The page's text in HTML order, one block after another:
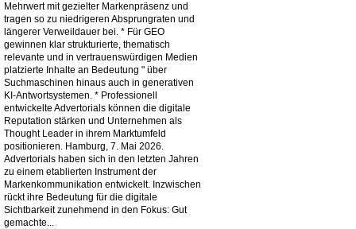
Mehrwert mit gezielter Markenpräsenz und
tragen so zu niedrigeren Absprungraten und
längerer Verweildauer bei. * Für GEO
gewinnen klar strukturierte, thematisch
relevante und in vertrauenswürdigen Medien
platzierte Inhalte an Bedeutung " über
Suchmaschinen hinaus auch in generativen
KI-Antwortsystemen. * Professionell
entwickelte Advertorials können die digitale
Reputation stärken und Unternehmen als
Thought Leader in ihrem Marktumfeld
positionieren. Hamburg, 7. Mai 2026.
Advertorials haben sich in den letzten Jahren
zu einem etablierten Instrument der
Markenkommunikation entwickelt. Inzwischen
rückt ihre Bedeutung für die digitale
Sichtbarkeit zunehmend in den Fokus: Gut
gemachte...